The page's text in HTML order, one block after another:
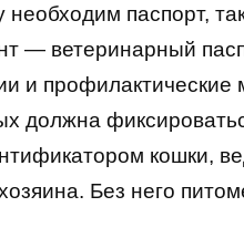
необходим паспорт,
— ветеринарный
и профилактические
должна
кошки,
Без него